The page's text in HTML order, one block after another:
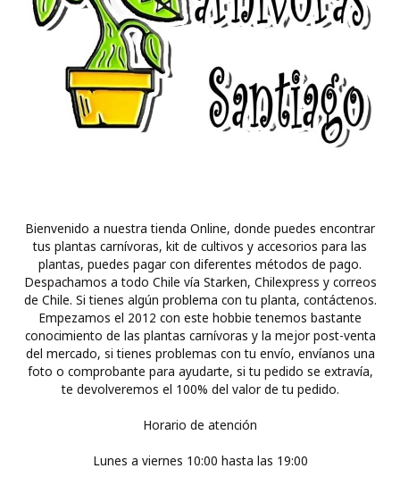
Bienvenido a nuestra tienda Online, donde puedes encontrar
tus plantas carnívoras, kit de cultivos y accesorios para las
plantas, puedes pagar con diferentes métodos de pago.
Despachamos a todo Chile vía Starken, Chilexpress y correos
de Chile. Si tienes algún problema con tu planta, contáctenos.
Empezamos el 2012 con este hobbie tenemos bastante
conocimiento de las plantas carnívoras y la mejor post-venta
del mercado, si tienes problemas con tu envío, envíanos una
foto o comprobante para ayudarte, si tu pedido se extravía,
te devolveremos el 100% del valor de tu pedido.
Horario de atención
Lunes a viernes 10:00 hasta las 19:00